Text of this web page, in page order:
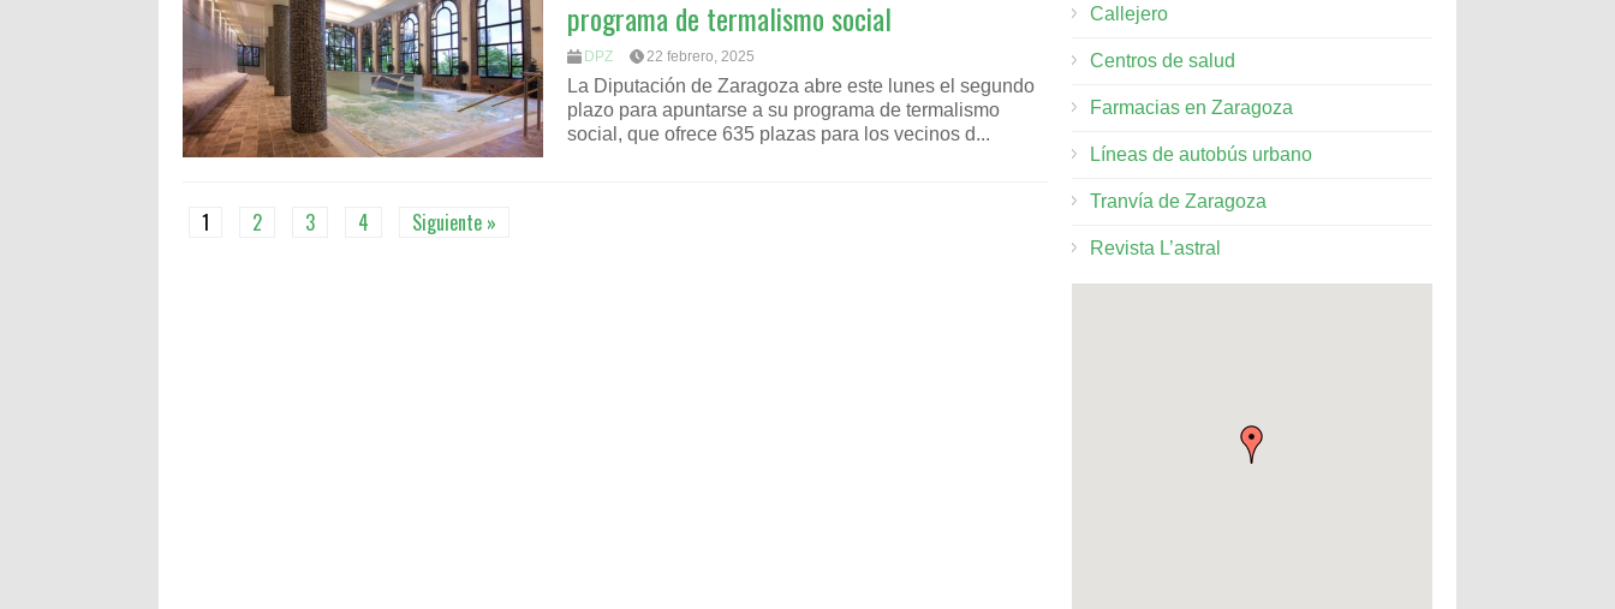
programa de termalismo social
DPZ 22 febrero, 2025
La Diputación de Zaragoza abre este lunes el segundo
plazo para apuntarse a su programa de termalismo
social, que ofrece 635 plazas para los vecinos d...
1 2 3 4 Siguiente »
Callejero
Centros de salud
Farmacias en Zaragoza
Líneas de autobús urbano
Tranvía de Zaragoza
Revista L’astral